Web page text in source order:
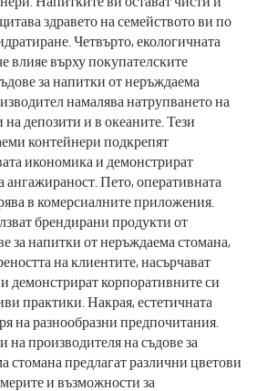
здравето на семейството ви по
Четвърто, екологичната
влияе върху покупателските
за напитки от неръждаема
намалява натрупването на
депозити и в океаните. Тези
контейнери подкрепят
икономика и демонстрират
ангажираност. Пето, оперативната
в комерсиалните приложения.
брендирани продукти от
за напитки от неръждаема стомана,
на клиентите, насърчават
демонстрират корпоративните си
практики. Накрая, естетичната
на разнообразни предпочитания.
производителя на съдове за
стомана предлагат различни цветови
и възможности за